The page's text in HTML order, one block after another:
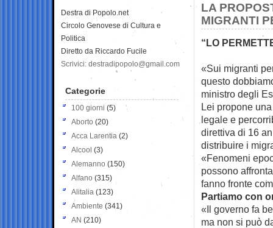
LA
MIGRANTI
“LO
«Sui migranti
questo
ministro degli
Lei propone
legale e
direttiva di 16
distribuire i
«Fenomeni
possono
fanno fronte
Partiamo con
«Il governo fa
ma non si può
Destra di Popolo.net
Circolo Genovese di Cultura e
Politica
Diretto da Riccardo Fucile
Scrivici: destradipopolo@gmail.com
Categorie
100 giorni (5)
Aborto (20)
Acca Larentia (2)
Alcool (3)
Alemanno (150)
Alfano (315)
Alitalia (123)
Ambiente (341)
AN (210)